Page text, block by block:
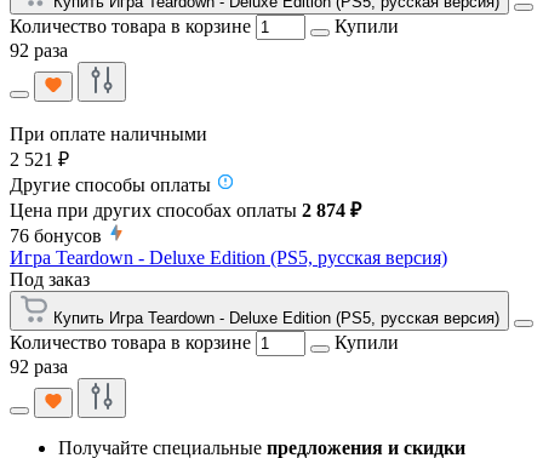
Количество товара в корзине
Купили
92 раза
При оплате наличными
2 521 ₽
Другие способы оплаты
Цена при других способах оплаты 2 874 ₽
76 бонусов
Игра Teardown - Deluxe Edition (PS5, русская версия)
Под заказ
Купить Игра Teardown - Deluxe Edition (PS5, русская версия)
Количество товара в корзине
Купили
92 раза
Получайте специальные предложения и скидки